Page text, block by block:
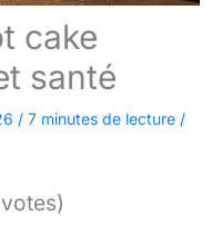
cake
santé
/ 7 minutes de lecture /